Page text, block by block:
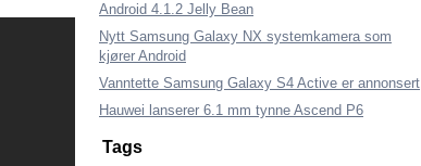
Android 4.1.2 Jelly Bean
Nytt Samsung Galaxy NX systemkamera som
kjører Android
Vanntette Samsung Galaxy S4 Active er annonsert
Hauwei lanserer 6.1 mm tynne Ascend P6
Tags